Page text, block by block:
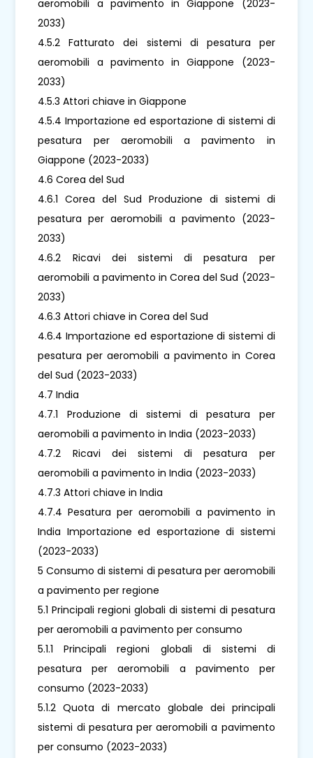
aeromobili a pavimento in Giappone (2023-
2033)
4.5.2 Fatturato dei sistemi di pesatura per
aeromobili a pavimento in Giappone (2023-
2033)
4.5.3 Attori chiave in Giappone
4.5.4 Importazione ed esportazione di sistemi di
pesatura per aeromobili a pavimento in
Giappone (2023-2033)
4.6 Corea del Sud
4.6.1 Corea del Sud Produzione di sistemi di
pesatura per aeromobili a pavimento (2023-
2033)
4.6.2 Ricavi dei sistemi di pesatura per
aeromobili a pavimento in Corea del Sud (2023-
2033)
4.6.3 Attori chiave in Corea del Sud
4.6.4 Importazione ed esportazione di sistemi di
pesatura per aeromobili a pavimento in Corea
del Sud (2023-2033)
4.7 India
4.7.1 Produzione di sistemi di pesatura per
aeromobili a pavimento in India (2023-2033)
4.7.2 Ricavi dei sistemi di pesatura per
aeromobili a pavimento in India (2023-2033)
4.7.3 Attori chiave in India
4.7.4 Pesatura per aeromobili a pavimento in
India Importazione ed esportazione di sistemi
(2023-2033)
5 Consumo di sistemi di pesatura per aeromobili
a pavimento per regione
5.1 Principali regioni globali di sistemi di pesatura
per aeromobili a pavimento per consumo
5.1.1 Principali regioni globali di sistemi di
pesatura per aeromobili a pavimento per
consumo (2023-2033)
5.1.2 Quota di mercato globale dei principali
sistemi di pesatura per aeromobili a pavimento
per consumo (2023-2033)